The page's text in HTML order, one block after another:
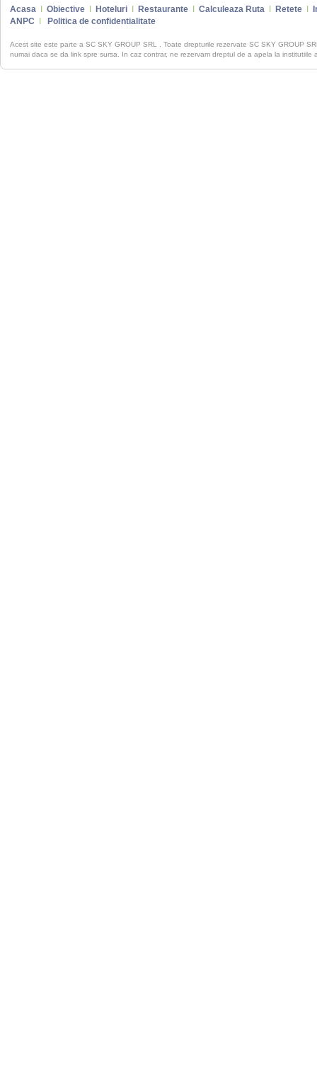
Acasa Obiective Hoteluri Restaurante Calculeaza Ruta Retete
ANPC
Politica de confidentialitate
Acest site este parte a SC SKY GROUP SRL . Toate drepturile rezervate SC SKY GROUP
numai daca se da link spre sursa. In caz contrar, ne rezervam dreptul de a apela la institutiile